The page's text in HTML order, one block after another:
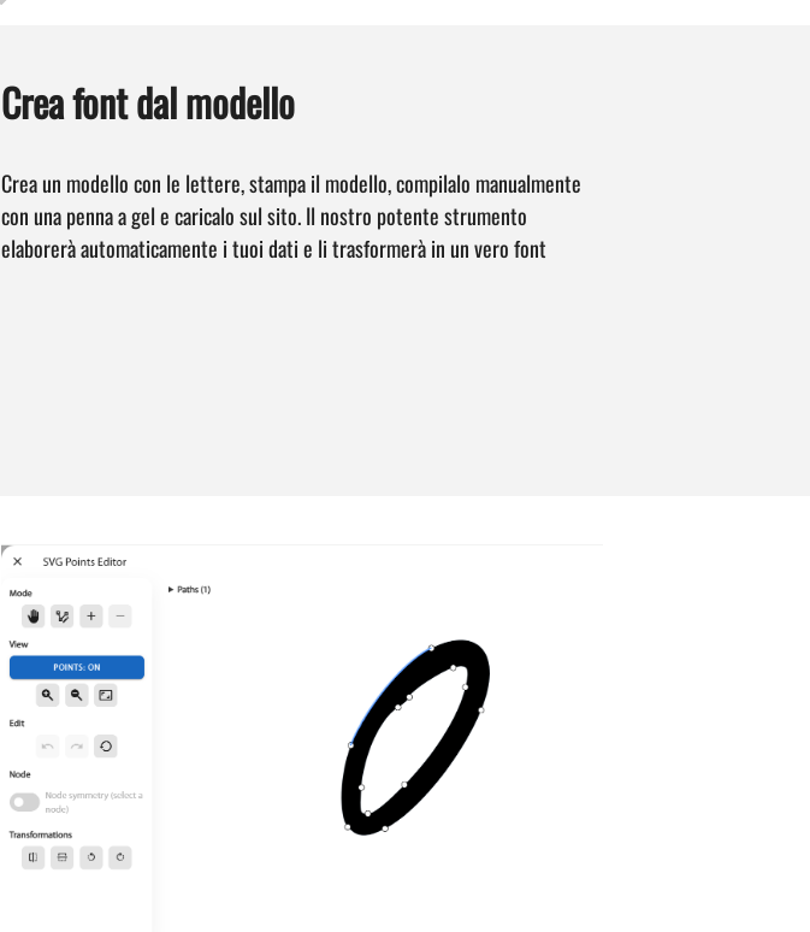
Crea font dal modello
Crea un modello con le lettere, stampa il modello, compilalo manualmente
con una penna a gel e caricalo sul sito. Il nostro potente strumento
elaborerà automaticamente i tuoi dati e li trasformerà in un vero font